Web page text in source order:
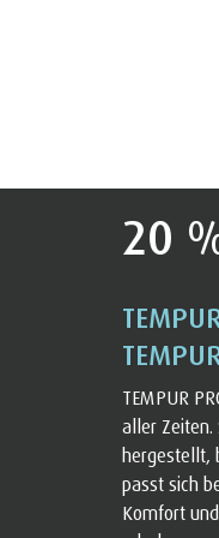
20
TEMPUR
aller Zeiten.
hergestellt,
passt sich
Komfort